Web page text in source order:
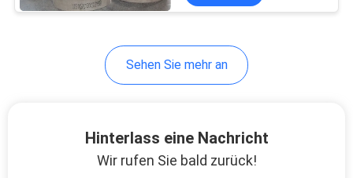
Industrieller
Sehen Sie mehr an
Hinterlass eine Nachricht
Wir rufen Sie bald zurück!